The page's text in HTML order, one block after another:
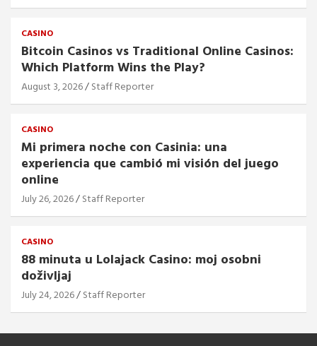
CASINO
Bitcoin Casinos vs Traditional Online Casinos:
Which Platform Wins the Play?
August 3, 2026 Staff Reporter
CASINO
Mi primera noche con Casinia: una
experiencia que cambió mi visión del juego
online
July 26, 2026 Staff Reporter
CASINO
88 minuta u Lolajack Casino: moj osobni
doživljaj
July 24, 2026 Staff Reporter